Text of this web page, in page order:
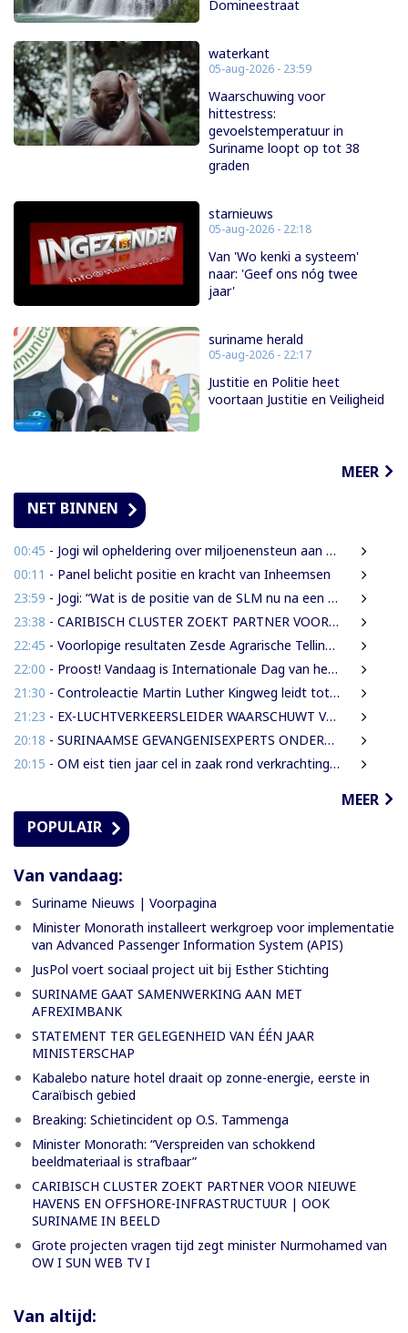
Domineestraat
waterkant
05-aug-2026 - 23:59
Waarschuwing voor
hittestress:
gevoelstemperatuur in
Suriname loopt op tot 38
graden
starnieuws
05-aug-2026 - 22:18
Van 'Wo kenki a systeem'
naar: 'Geef ons nóg twee
jaar'
suriname herald
05-aug-2026 - 22:17
Justitie en Politie heet
voortaan Justitie en Veiligheid
MEER
NET BINNEN
00:45 - Jogi wil opheldering over miljoenensteun aan SLM en de resultaten daarvan
00:11 - Panel belicht positie en kracht van Inheemsen
23:59 - Jogi: “Wat is de positie van de SLM nu na een jaar miljoenen aan subsidie?”
23:38 - CARIBISCH CLUSTER ZOEKT PARTNER VOOR NIEUWE HAVENS EN OFFSHORE-INFRASTRUCTUUR | OOK SURINAME IN BEELD
22:45 - Voorlopige resultaten Zesde Agrarische Telling 2025 gepresenteerd
22:00 - Proost! Vandaag is Internationale Dag van het Bier
21:30 - Controleactie Martin Luther Kingweg leidt tot sluiting en aanmaningen
21:23 - EX-LUCHTVERKEERSLEIDER WAARSCHUWT VOOR RISICO’S VLIEGVEILIGHEID
20:18 - SURINAAMSE GEVANGENISEXPERTS ONDERSTEUNEN JEUGDINRICHTING CURAÇAO
20:15 - OM eist tien jaar cel in zaak rond verkrachting en vrijheidsberoving
MEER
POPULAIR
Van vandaag:
Suriname Nieuws | Voorpagina
Minister Monorath installeert werkgroep voor implementatie
van Advanced Passenger Information System (APIS)
JusPol voert sociaal project uit bij Esther Stichting
SURINAME GAAT SAMENWERKING AAN MET
AFREXIMBANK
STATEMENT TER GELEGENHEID VAN ÉÉN JAAR
MINISTERSCHAP
Kabalebo nature hotel draait op zonne-energie, eerste in
Caraïbisch gebied
Breaking: Schietincident op O.S. Tammenga
Minister Monorath: “Verspreiden van schokkend
beeldmateriaal is strafbaar”
CARIBISCH CLUSTER ZOEKT PARTNER VOOR NIEUWE
HAVENS EN OFFSHORE-INFRASTRUCTUUR | OOK
SURINAME IN BEELD
Grote projecten vragen tijd zegt minister Nurmohamed van
OW I SUN WEB TV I
Van altijd: